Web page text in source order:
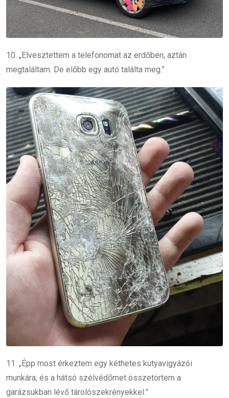
10. „Elvesztettem a telefonomat az erdőben, aztán
megtaláltam. De előbb egy autó találta meg.”
11. „Épp most érkeztem egy kéthetes kutyavigyázói
munkára, és a hátsó szélvédőmet összetörtem a
garázsukban lévő tárolószekrényekkel.”